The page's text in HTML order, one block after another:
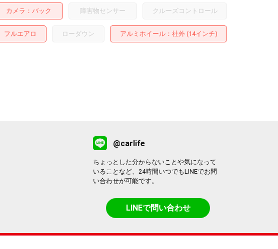
カメラ バック 障害物センサー クルーズコントロール
フルエアロ ローダウン アルミホイール：社外 (14インチ)
@carlife
ちょっとした分からないことや気になって
いることなど、24時間いつでもLINEでお問
い合わせが可能です。
LINEで問い合わせ